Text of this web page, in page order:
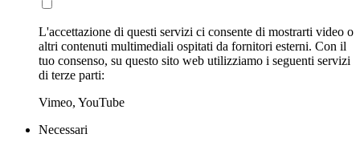
L'accettazione di questi servizi ci consente di mostrarti video o
altri contenuti multimediali ospitati da fornitori esterni. Con il
tuo consenso, su questo sito web utilizziamo i seguenti servizi
di terze parti:
Vimeo, YouTube
Necessari